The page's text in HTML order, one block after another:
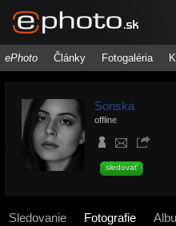
ePhoto Články Fotogaléria
Sonska
offline
sledovať
Sledovanie Fotografie